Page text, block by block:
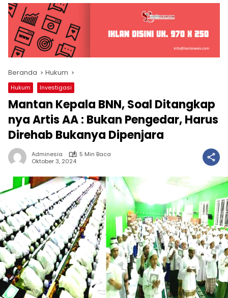
Beranda Hukum
Hukum Investigasi
Mantan Kepala BNN, Soal Ditangkap
nya Artis AA : Bukan Pengedar, Harus
Direhab Bukanya Dipenjara
Adminesia
5 Min Baca
Oktober 3, 2024